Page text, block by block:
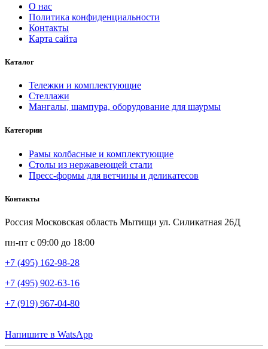
О нас
Политика конфиденциальности
Контакты
Карта сайта
Каталог
Тележки и комплектующие
Стеллажи
Мангалы, шампура, оборудование для шаурмы
Категории
Рамы колбасные и комплектующие
Столы из нержавеющей стали
Пресс-формы для ветчины и деликатесов
Контакты
Россия Московская область Мытищи ул. Силикатная 26Д
пн-пт с 09:00 до 18:00
+7 (495) 162-98-28
+7 (495) 902-63-16
+7 (919) 967-04-80
Напишите в WatsApp